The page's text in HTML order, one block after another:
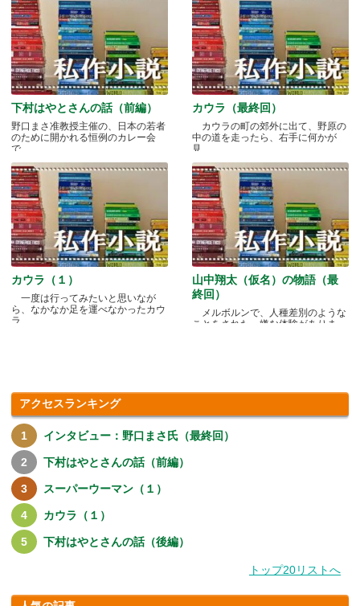
下村はやとさんの話（前編）
野口まさ准教授主催の、日本の若者
のために開かれる恒例のカレー会
で.....
カウラ（最終回）
カウラの町の郊外に出て、野原の
中の道を走ったら、右手に何かが
見.....
カウラ（１）
一度は行ってみたいと思いなが
ら、なかなか足を運べなかったカウ
ラ.....
山中翔太（仮名）の物語（最
終回）
メルボルンで、人種差別のような
ことをされた、嫌な体験がありま
アクセスランキング
インタビュー：野口まさ氏（最終回）
下村はやとさんの話（前編）
スーパーウーマン（１）
カウラ（１）
下村はやとさんの話（後編）
トップ20リストへ